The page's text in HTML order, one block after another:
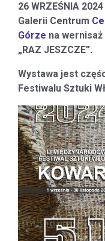
26 WRZEŚNIA
Galerii Centrum
Górze na
„RAZ JESZCZE”.
Wystawa jest
Festiwalu Sztuki